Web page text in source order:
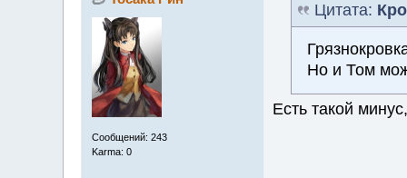
Сообщений: 243
Karma: 0
Цитата:
Но и Том
Есть такой